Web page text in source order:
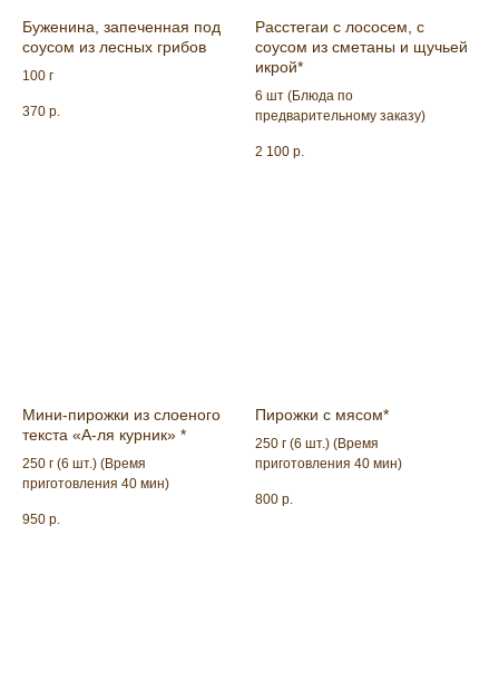
Буженина, запеченная под
соусом из лесных грибов
100 г
370 р.
Расстегаи с лососем, с
соусом из сметаны и щучьей
икрой*
6 шт (Блюда по
предварительному заказу)
2 100 р.
Мини-пирожки из слоеного
текста «А-ля курник» *
250 г (6 шт.) (Время
приготовления 40 мин)
950 р.
Пирожки с мясом*
250 г (6 шт.) (Время
приготовления 40 мин)
800 р.